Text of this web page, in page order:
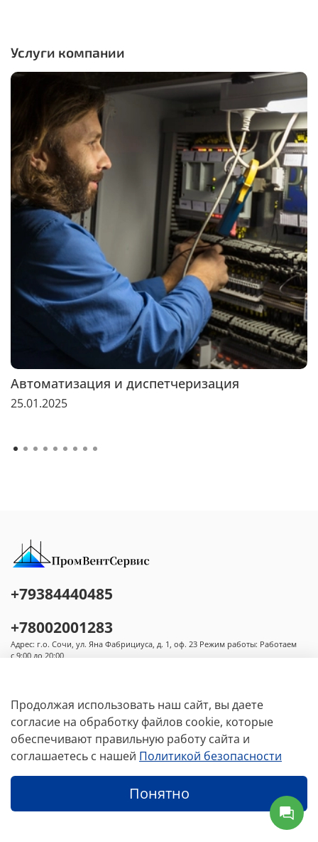
Услуги компании
Автоматизация и диспетчеризация
25.01.2025
Основное меню
+79384440485
+78002001283
Адрес: г.о. Сочи, ул. Яна Фабрициуса, д. 1, оф. 23 Режим работы: Работаем
с 9:00 до 20:00
Профиль
Продолжая использовать наш сайт, вы даете
согласие на обработку файлов cookie, которые
обеспечивают правильную работу сайта и
соглашаетесь с нашей Политикой безопасности
Понятно